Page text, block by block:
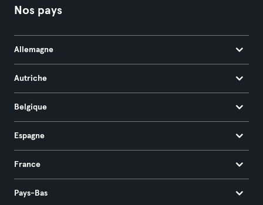
Nos pays
Allemagne
Autriche
Belgique
Espagne
France
Pays-Bas